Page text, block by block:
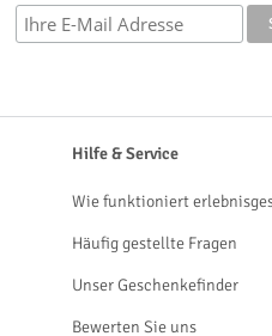
Hilfe & Service
Wie funktioniert
Häufig gestellte Fragen
Unser Geschenkefinder
Bewerten Sie uns